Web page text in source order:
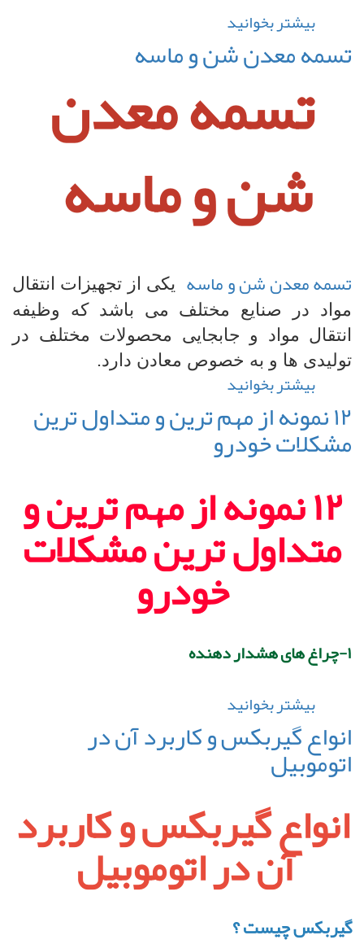
بیشتر بخوانید
تسمه
صنعتی
تسمه معدن شن و ماسه
تسمه معدن
شن و ماسه
تسمه معدن شن و ماسه یکی از تجهیزات انتقال
مواد در صنایع مختلف می باشد که وظیفه
انتقال مواد و جابجایی محصولات مختلف در
تولیدی ها و به خصوص معادن دارد.
بیشتر بخوانید
تسمه
معدن
شن
ماسه
۱۲ نمونه از مهم ترین و متداول ترین
مشکلات خودرو
۱۲ نمونه از مهم ترین و
متداول ترین مشکلات
خودرو
۱-چراغ های هشدار دهنده
بیشتر بخوانید
۱۲
نمونه
ترین
و
متداول
ترین
انواع گیربکس و کاربرد آن در
اتوموبیل
انواع گیربکس و کاربرد
آن در اتوموبیل
گیربکس چیست ؟